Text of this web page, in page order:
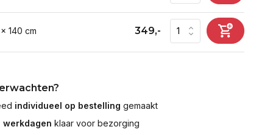
140 cm 349,-
individueel op bestelling gemaakt
werkdagen klaar voor bezorging